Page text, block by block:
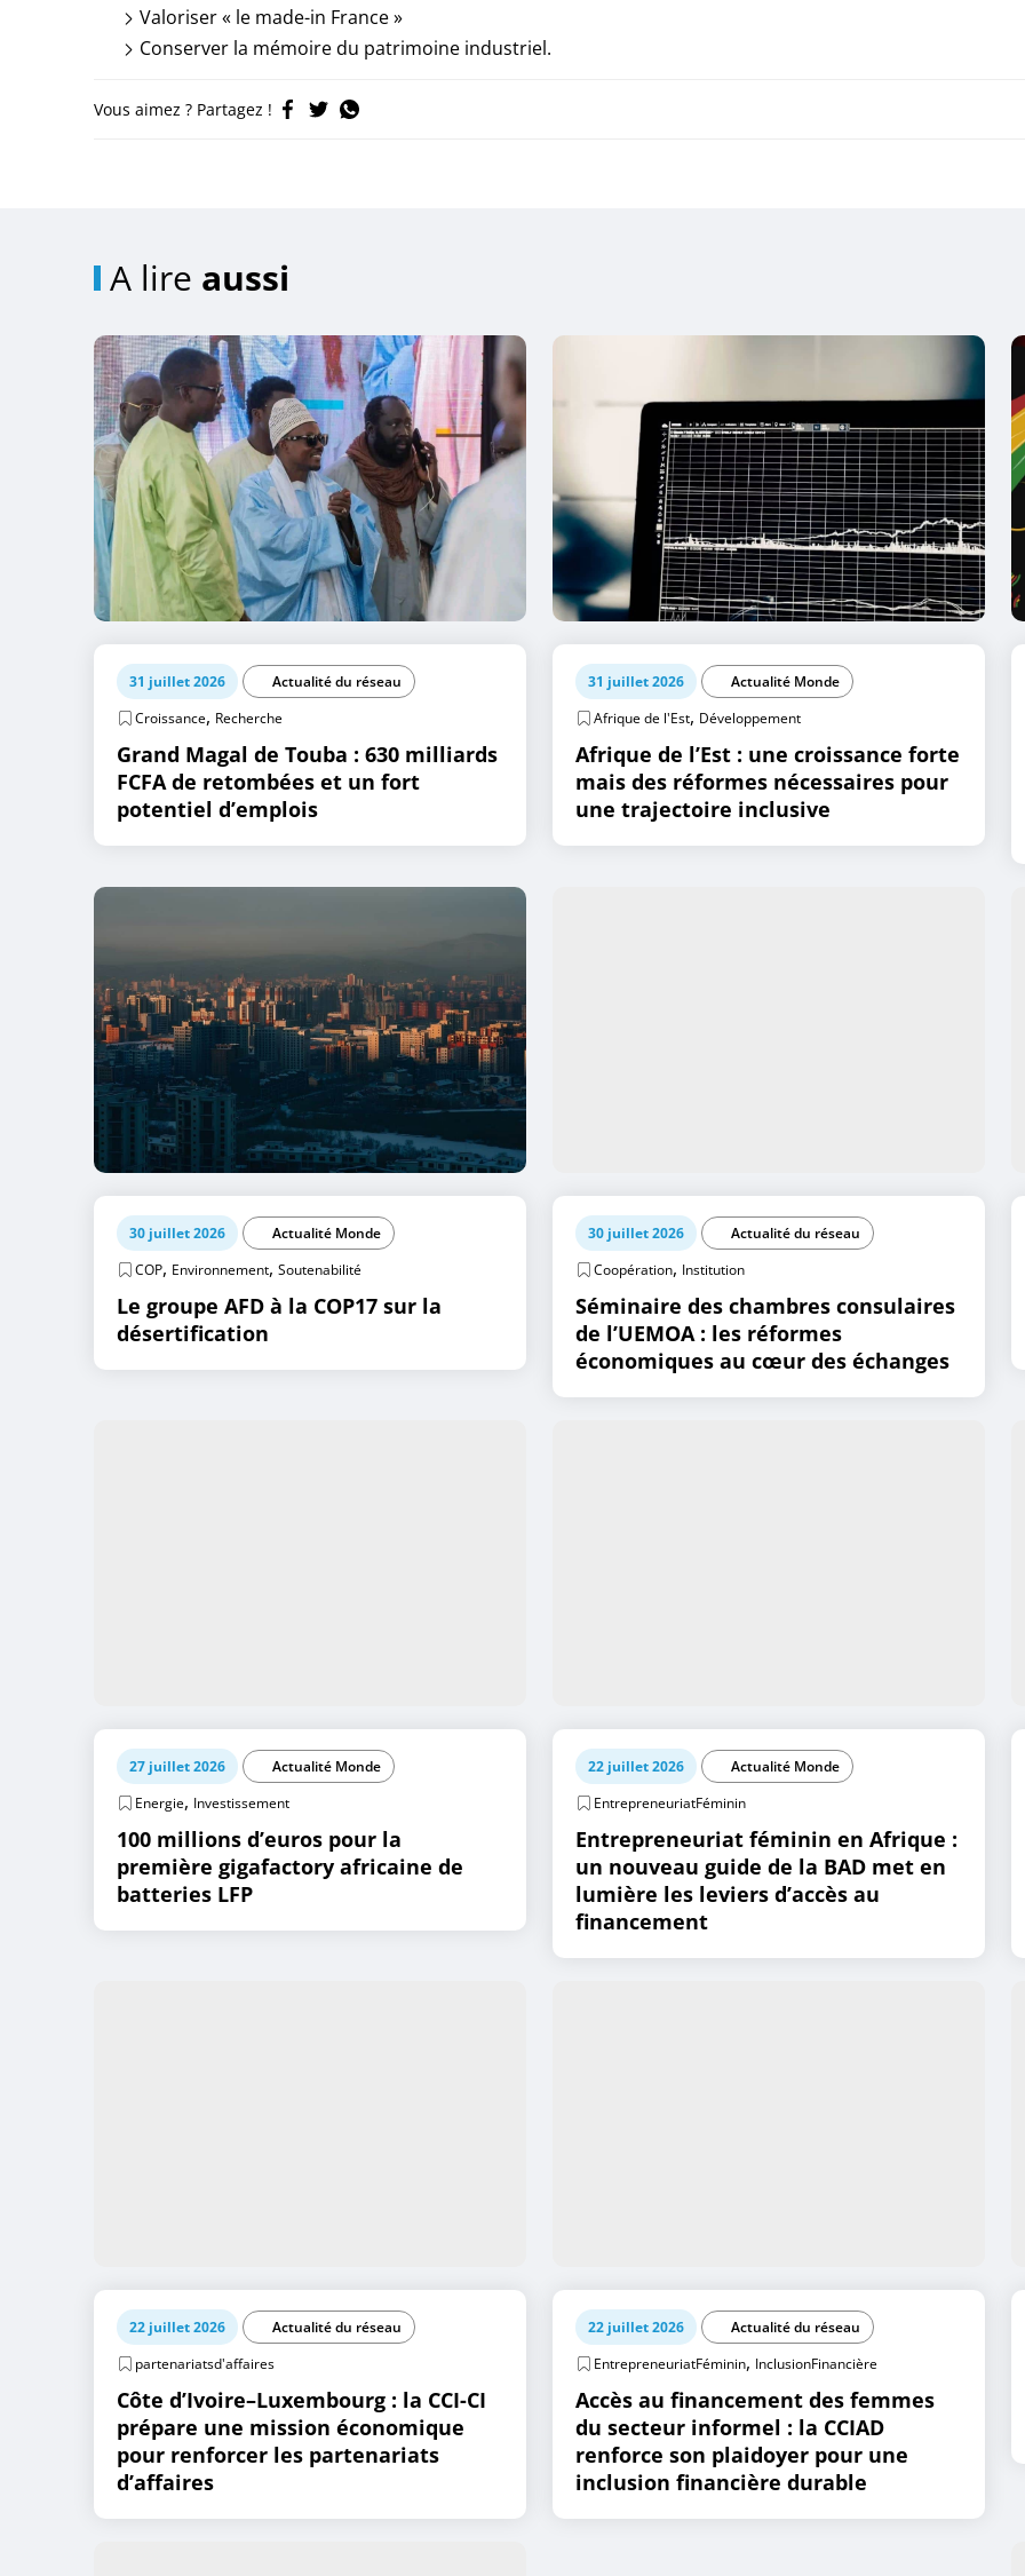
Valoriser « le made-in France »
Conserver la mémoire du patrimoine industriel.
Vous aimez ? Partagez !
A lire aussi
31 juillet 2026
Actualité du réseau
Croissance, Recherche
Grand Magal de Touba : 630 milliards
FCFA de retombées et un fort
potentiel d’emplois
31 juillet 2026
Actualité Monde
Afrique de l'Est, Développement
Afrique de l’Est : une croissance forte
mais des réformes nécessaires pour
une trajectoire inclusive
30 juillet 2026
Actualité Monde
COP, Environnement, Soutenabilité
Le groupe AFD à la COP17 sur la
désertification
30 juillet 2026
Actualité du réseau
Coopération, Institution
Séminaire des chambres consulaires
de l’UEMOA : les réformes
économiques au cœur des échanges
27 juillet 2026
Actualité Monde
Energie, Investissement
100 millions d’euros pour la
première gigafactory africaine de
batteries LFP
22 juillet 2026
Actualité Monde
EntrepreneuriatFéminin
Entrepreneuriat féminin en Afrique :
un nouveau guide de la BAD met en
lumière les leviers d’accès au
financement
22 juillet 2026
Actualité du réseau
partenariatsd'affaires
Côte d’Ivoire–Luxembourg : la CCI-CI
prépare une mission économique
pour renforcer les partenariats
d’affaires
22 juillet 2026
Actualité du réseau
EntrepreneuriatFéminin, InclusionFinancière
Accès au financement des femmes
du secteur informel : la CCIAD
renforce son plaidoyer pour une
inclusion financière durable